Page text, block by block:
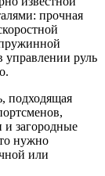
прочная
управлении руль
подходящая
и загородные
нужно
или